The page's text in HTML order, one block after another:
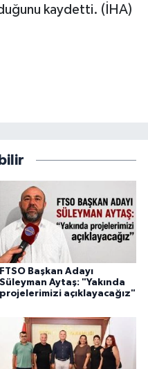
kaydetti. (İHA)
FTSO Başkan Adayı
Süleyman Aytaş: "Yakında
projelerimizi açıklayacağız"